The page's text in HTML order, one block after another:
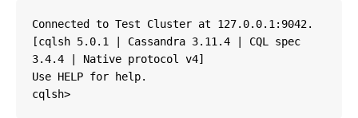
Connected to Test Cluster at 127.0.0.1:9042.
[cqlsh 5.0.1 | Cassandra 3.11.4 | CQL spec
3.4.4 | Native protocol v4]
Use HELP for help.
cqlsh>